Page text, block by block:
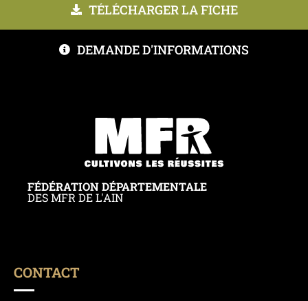
TÉLÉCHARGER LA FICHE
DEMANDE D'INFORMATIONS
FÉDÉRATION DÉPARTEMENTALE
DES MFR DE L'AIN
CONTACT